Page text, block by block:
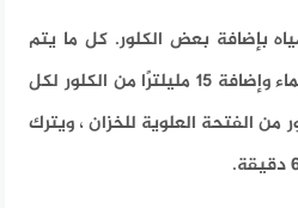
بإضافة بعض الكلور. كل ما يتم
القيام به هو قياس كمية الماء وإضافة 15 مليلترًا من الكلور لكل
من الفتحة العلوية للخزان ، ويترك